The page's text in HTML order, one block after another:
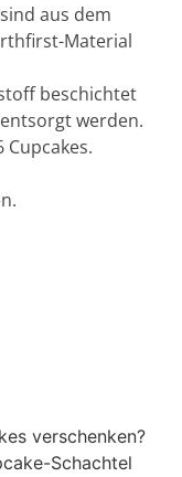
aus dem
Material
beschichtet
werden.
Cupcakes.
verschenken?
Schachtel